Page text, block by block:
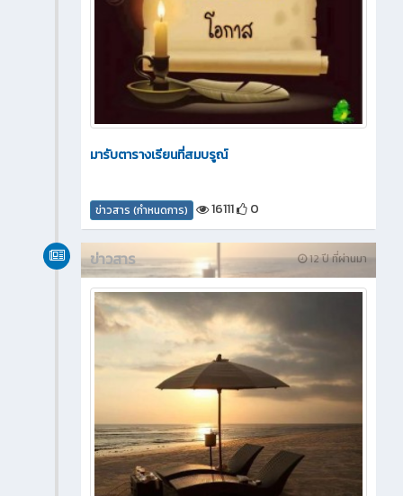
มารับตารางเรียนที่สมบรูณ์
ข่าวสาร (กำหนดการ) 16111 0
12 ปี ที่ผ่านมา
ข่าวสาร